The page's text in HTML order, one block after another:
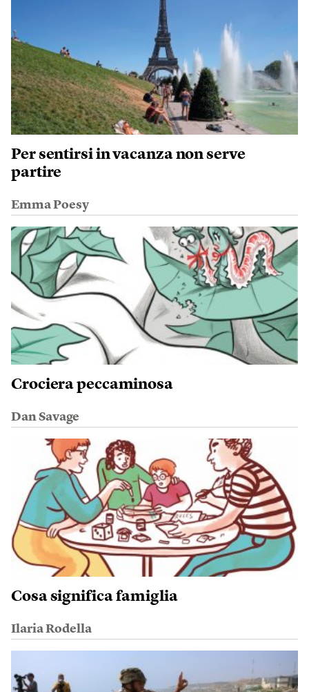
Per sentirsi in vacanza non serve
partire
Emma Poesy
Crociera peccaminosa
Dan Savage
Cosa significa famiglia
Ilaria Rodella